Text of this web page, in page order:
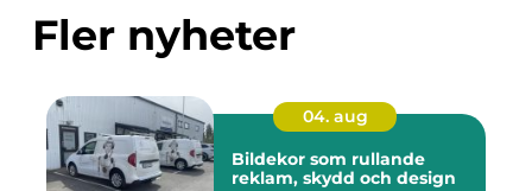
Fler nyheter
04. aug
Bildekor som rullande
reklam, skydd och design